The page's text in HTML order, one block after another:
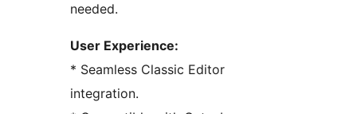
needed.
User Experience:
* Seamless Classic Editor
integration.